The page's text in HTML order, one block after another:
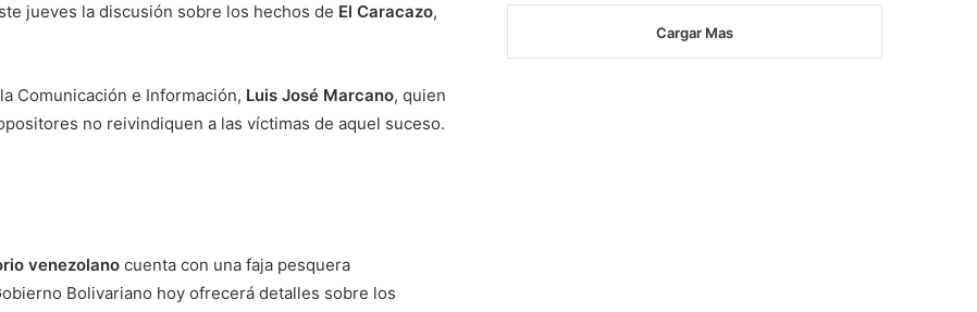
jueves la discusión sobre los hechos de El Caracazo,
Comunicación e Información, Luis José Marcano, quien
no reivindiquen a las víctimas de aquel suceso.
venezolano cuenta con una faja pesquera
Bolivariano hoy ofrecerá detalles sobre los
Cargar Mas